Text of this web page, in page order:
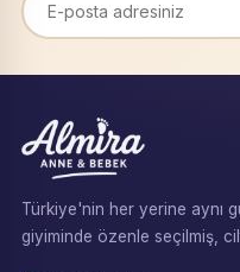
Türkiye'nin her yerine aynı
giyiminde özenle seçilmiş,